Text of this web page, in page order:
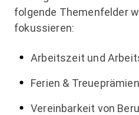
folgende Themenfelder
fokussieren:
Arbeitszeit und
Ferien & Treueprämien
Vereinbarkeit von